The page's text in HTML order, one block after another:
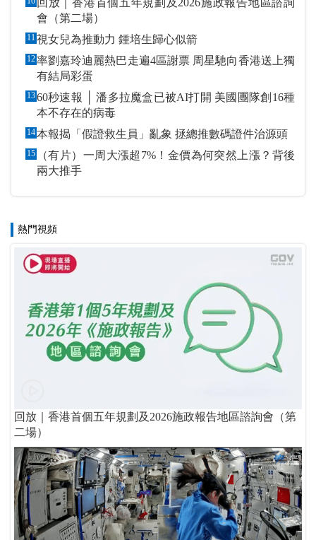
回放｜香港首個五年規劃及2026施政報告地區諮詢
會（第二場）
11 視女兒為推動力 鍾培生歸心似箭
12率劉嘉玲迪麗熱巴走遍4區謝票 周星馳向香港送上獨
有結局彩蛋
1360秒速報 │ 潘多拉魔盒已被AI打開 美國團隊創16種
本不存在的病毒
14 本報揭「假證救生員」亂象 拯總推數碼證件治源頭
15
（有片）一周大漲超7%！金價為何突然上漲？背後
兩大推手
熱門視頻
回放｜香港首個五年規劃及2026施政報告地區諮詢會（第
二場）